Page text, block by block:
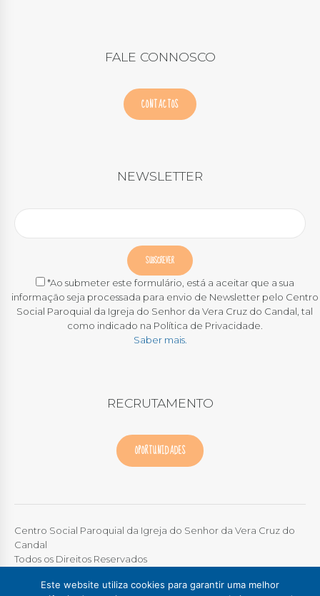
FALE CONNOSCO
CONTACTOS
NEWSLETTER
*Ao submeter este formulário, está a aceitar que a sua
informação seja processada para envio de Newsletter pelo Centro
Social Paroquial da Igreja do Senhor da Vera Cruz do Candal, tal
como indicado na Política de Privacidade.
Saber mais.
RECRUTAMENTO
OPORTUNIDADES
Centro Social Paroquial da Igreja do Senhor da Vera Cruz do
Candal
Todos os Direitos Reservados
TERMOS DE UTILIZAÇÃO |POLÍTICA DE PRIVACIDADE
Este website utiliza cookies para garantir uma melhor